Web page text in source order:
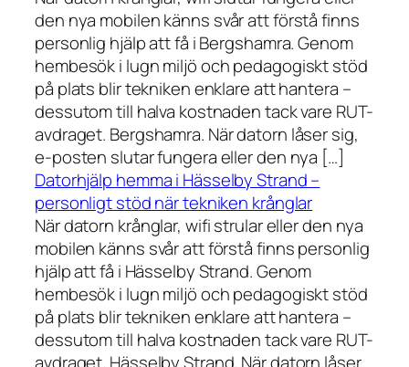
den nya mobilen känns svår att förstå finns
personlig hjälp att få i Bergshamra. Genom
hembesök i lugn miljö och pedagogiskt stöd
på plats blir tekniken enklare att hantera –
dessutom till halva kostnaden tack vare RUT-
avdraget. Bergshamra. När datorn låser sig,
e-posten slutar fungera eller den nya […]
Datorhjälp hemma i Hässelby Strand –
personligt stöd när tekniken krånglar
När datorn krånglar, wifi strular eller den nya
mobilen känns svår att förstå finns personlig
hjälp att få i Hässelby Strand. Genom
hembesök i lugn miljö och pedagogiskt stöd
på plats blir tekniken enklare att hantera –
dessutom till halva kostnaden tack vare RUT-